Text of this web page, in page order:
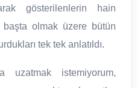
gösterilenlerin hain
başta olmak üzere bütün
tek tek anlatıldı.
istemiyorum,